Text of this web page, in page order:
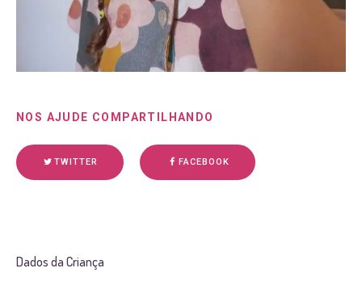
NOS AJUDE COMPARTILHANDO
TWITTER FACEBOOK
Dados da Criança